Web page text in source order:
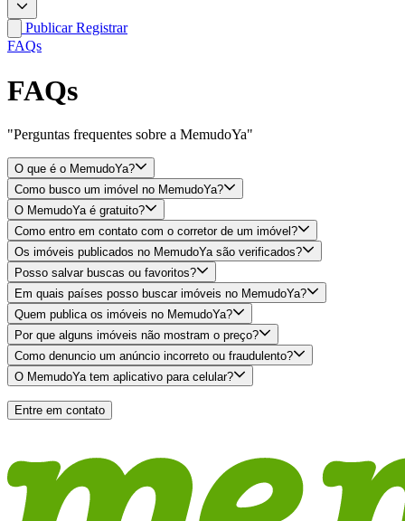
PublicarRegistrar
FAQs
FAQs
"Perguntas frequentes sobre a MemudoYa"
O que é o MemudoYa?
Como busco um imóvel no MemudoYa?
O MemudoYa é gratuito?
Como entro em contato com o corretor de um imóvel?
Os imóveis publicados no MemudoYa são verificados?
Posso salvar buscas ou favoritos?
Em quais países posso buscar imóveis no MemudoYa?
Quem publica os imóveis no MemudoYa?
Por que alguns imóveis não mostram o preço?
Como denuncio um anúncio incorreto ou fraudulento?
O MemudoYa tem aplicativo para celular?
Entre em contato